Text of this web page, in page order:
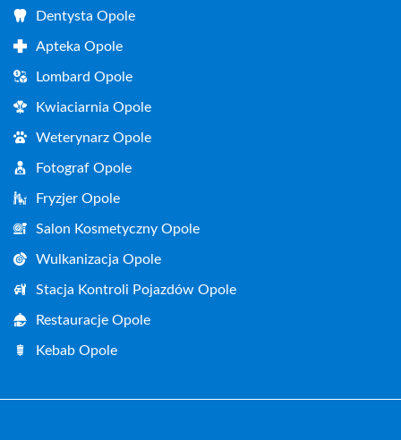
Dentysta Opole
Apteka Opole
Lombard Opole
Kwiaciarnia Opole
Weterynarz Opole
Fotograf Opole
Fryzjer Opole
Salon Kosmetyczny Opole
Wulkanizacja Opole
Stacja Kontroli Pojazdów Opole
Restauracje Opole
Kebab Opole